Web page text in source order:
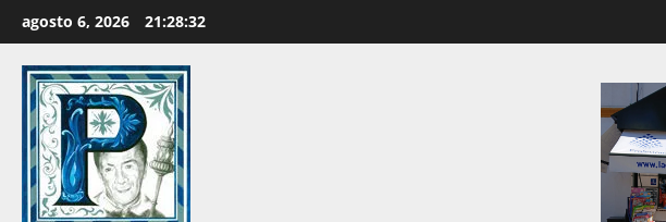
al
contenido
agosto 6, 2026 21:28:33